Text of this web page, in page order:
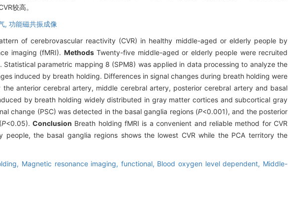
较高。
, 功能磁共振成像
of cerebrovascular reactivity (CVR) in healthy middle-aged or elderly people by
imaging (fMRI). MethodsTwenty-five middle-aged or elderly people were recruited
parametric mapping 8 (SPM8) was applied in data processing to analyze the
induced by breath holding. Differences in signal changes during breath holding were
anterior cerebral artery, middle cerebral artery, posterior cerebral artery and basal
by breath holding widely distributed in gray matter cortices and subcortical gray
change (PSC) was detected in the basal ganglia regions (P<0.001), and the posterior
P<0.05). Conclusion Breath holding fMRI is a convenient and reliable method for CVR
people, the basal ganglia regions shows the lowest CVR while the PCA territory the
Magnetic resonance imaging, functional, Blood oxygen level dependent, Middle-